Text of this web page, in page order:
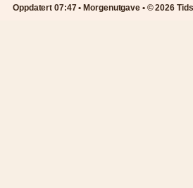
Oppdatert 07:47 • Morgenutgave • © 2026